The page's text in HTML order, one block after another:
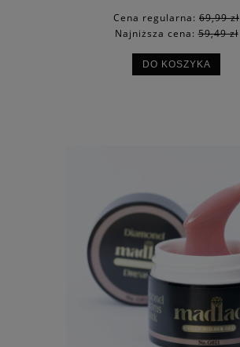
Cena regularna: 69,99 zł
Najniższa cena:59,49 zł
DO KOSZYKA